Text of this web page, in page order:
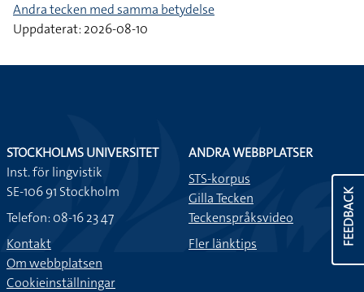
Andra tecken med samma betydelse
Uppdaterat: 2026-08-10
FEEDBACK
STOCKHOLMS UNIVERSITET
Inst. för lingvistik
SE-106 91 Stockholm
Telefon: 08-16 23 47
Kontakt
Om webbplatsen
Cookieinställningar
ANDRA WEBBPLATSER
STS-korpus
Gilla Tecken
Teckenspråksvideo
Fler länktips